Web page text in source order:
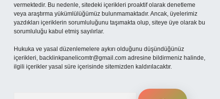
vermektedir. Bu nedenle, sitedeki içerikleri proaktif olarak denetleme
veya araştırma yükümlülüğümüz bulunmamaktadır. Ancak, üyelerimiz
yazdıkları içeriklerin sorumluluğunu taşımakta olup, siteye üye olarak bu
sorumluluğu kabul etmiş sayılırlar.
Hukuka ve yasal düzenlemelere aykırı olduğunu düşündüğünüz
içerikleri, backlinkpanelicomtr@gmail.com adresine bildirmeniz halinde,
ilgili içerikler yasal süre içerisinde sitemizden kaldırılacaktır.